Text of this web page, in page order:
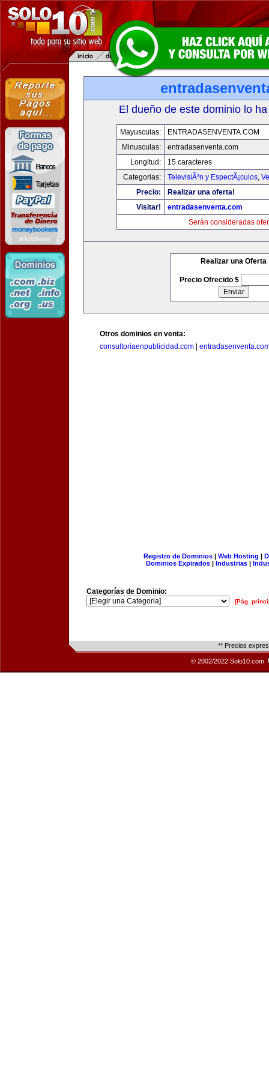
El dueño de este dominio lo
Mayusculas:
ENTRADASENVENTA.COM
Minusculas:
entradasenventa.com
Longitud:
15 caracteres
Categorias:
TelevisiÃ³n y EspectÃ¡culos,
Precio:
Realizar una oferta!
Visitar!
entradasenventa.com
Serán consideradas
Realizar una Oferta
Precio Ofrecido $
Otros dominios en venta:
consultoriaenpublicidad.com
Registro de Dominios| Web Hosting |
Dominios Expirados | Industrias |
Categorías de Dominio:
[Pág.
** Precios
© 2002/2022 Solo10.com